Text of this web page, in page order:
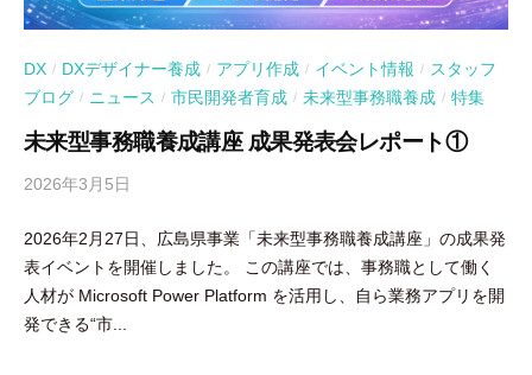
DX / DXデザイナー養成 / アプリ作成 / イベント情報 / スタッフ
ブログ / ニュース / 市民開発者育成 / 未来型事務職養成 / 特集
未来型事務職養成講座 成果発表会レポート①
2026年3月5日
吉
田
豪
2026年2月27日、広島県事業「未来型事務職養成講座」の成果発
表イベントを開催しました。 この講座では、事務職として働く
人材が Microsoft Power Platform を活用し、自ら業務アプリを開
発できる“市...